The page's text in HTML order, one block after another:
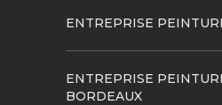
ENTREPRISE
ENTREPRISE
BORDEAUX